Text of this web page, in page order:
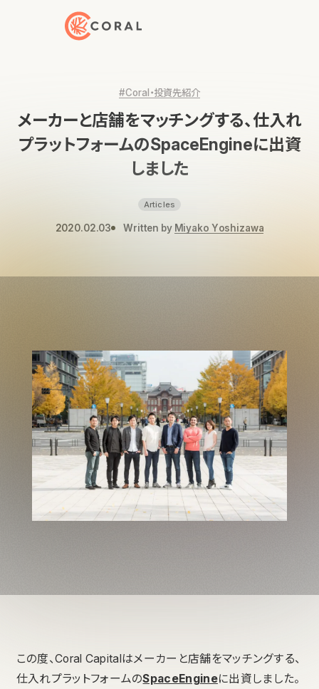
トップページへ戻る
#Coral・投資先紹介
メーカーと店舗をマッチングする、仕入れ
プラットフォームのSpaceEngineに出資
しました
Articles
2020.02.03 Written by Miyako Yoshizawa
この度、Coral Capitalはメーカーと店舗をマッチングする、
仕入れプラットフォームのSpaceEngineに出資しました。